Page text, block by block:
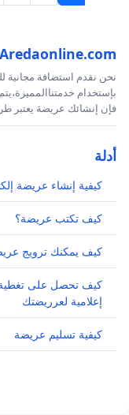
Aredaonline.com
نحن نقدم استضافة مجانية
بإستخدام
فإن إنشائك عريضة يعتبر
أدلة
كيفية إنشاء عريضة
كيف تكتب عريضة؟
كيف يمكنك ترويج
كيف تحصل على
إعلامية لعرريضتك
كيفية تسليم عريضة